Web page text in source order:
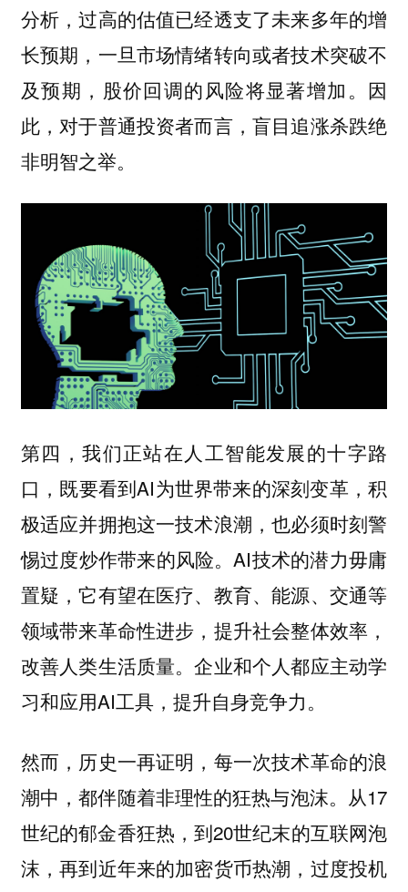
分析，过高的估值已经透支了未来多年的增
长预期，一旦市场情绪转向或者技术突破不
及预期，股价回调的风险将显著增加。因
此，对于普通投资者而言，盲目追涨杀跌绝
非明智之举。
第四，我们正站在人工智能发展的十字路
口，既要看到AI为世界带来的深刻变革，积
极适应并拥抱这一技术浪潮，也必须时刻警
惕过度炒作带来的风险。AI技术的潜力毋庸
置疑，它有望在医疗、教育、能源、交通等
领域带来革命性进步，提升社会整体效率，
改善人类生活质量。企业和个人都应主动学
习和应用AI工具，提升自身竞争力。
然而，历史一再证明，每一次技术革命的浪
潮中，都伴随着非理性的狂热与泡沫。从17
世纪的郁金香狂热，到20世纪末的互联网泡
沫，再到近年来的加密货币热潮，过度投机